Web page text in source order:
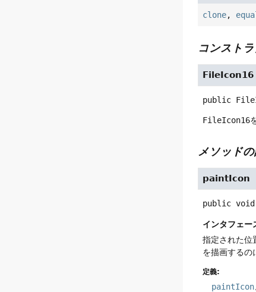
clone,
コンスト
FileIcon16
public
FileIcon16
メソッド
paintIcon
public void
インタフェー
指定された位
を描画するの
定義:
paintIcon